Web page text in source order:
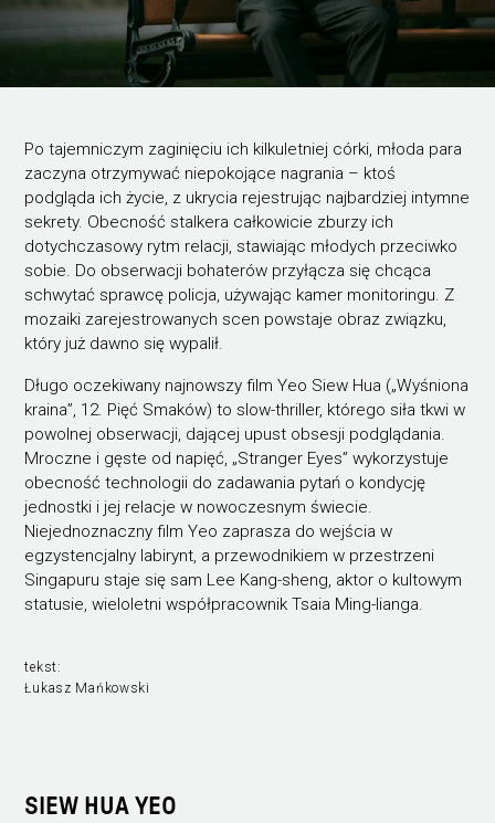
Po tajemniczym zaginięciu ich kilkuletniej córki, młoda para
zaczyna otrzymywać niepokojące nagrania – ktoś
podgląda ich życie, z ukrycia rejestrując najbardziej intymne
sekrety. Obecność stalkera całkowicie zburzy ich
dotychczasowy rytm relacji, stawiając młodych przeciwko
sobie. Do obserwacji bohaterów przyłącza się chcąca
schwytać sprawcę policja, używając kamer monitoringu. Z
mozaiki zarejestrowanych scen powstaje obraz związku,
który już dawno się wypalił.
Długo oczekiwany najnowszy film Yeo Siew Hua („Wyśniona
kraina”, 12. Pięć Smaków) to slow-thriller, którego siła tkwi w
powolnej obserwacji, dającej upust obsesji podglądania.
Mroczne i gęste od napięć, „Stranger Eyes” wykorzystuje
obecność technologii do zadawania pytań o kondycję
jednostki i jej relacje w nowoczesnym świecie.
Niejednoznaczny film Yeo zaprasza do wejścia w
egzystencjalny labirynt, a przewodnikiem w przestrzeni
Singapuru staje się sam Lee Kang-sheng, aktor o kultowym
statusie, wieloletni współpracownik Tsaia Ming-lianga.
tekst:
Łukasz Mańkowski
SIEW HUA YEO